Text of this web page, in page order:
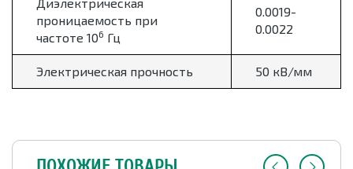
проницаемость при
частоте 106 Гц
0.0019-
0.0022
Электрическая прочность 50 кВ/мм